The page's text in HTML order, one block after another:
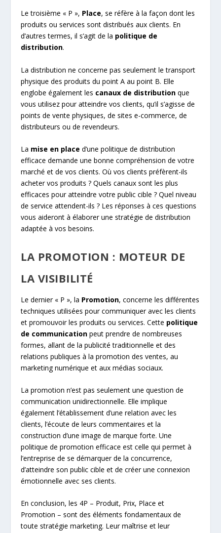
Le troisième « P », Place, se réfère à la façon dont les
produits ou services sont distribués aux clients. En
d’autres termes, il s’agit de la politique de
distribution.
La distribution ne concerne pas seulement le transport
physique des produits du point A au point B. Elle
englobe également les canaux de distribution que
vous utilisez pour atteindre vos clients, qu’il s’agisse de
points de vente physiques, de sites e-commerce, de
distributeurs ou de revendeurs.
La mise en place d’une politique de distribution
efficace demande une bonne compréhension de votre
marché et de vos clients. Où vos clients préfèrent-ils
acheter vos produits ? Quels canaux sont les plus
efficaces pour atteindre votre public cible ? Quel niveau
de service attendent-ils ? Les réponses à ces questions
vous aideront à élaborer une stratégie de distribution
adaptée à vos besoins.
LA PROMOTION : MOTEUR DE
LA VISIBILITÉ
Le dernier « P », la Promotion, concerne les différentes
techniques utilisées pour communiquer avec les clients
et promouvoir les produits ou services. Cette politique
de communication peut prendre de nombreuses
formes, allant de la publicité traditionnelle et des
relations publiques à la promotion des ventes, au
marketing numérique et aux médias sociaux.
La promotion n’est pas seulement une question de
communication unidirectionnelle. Elle implique
également l’établissement d’une relation avec les
clients, l’écoute de leurs commentaires et la
construction d’une image de marque forte. Une
politique de promotion efficace est celle qui permet à
l’entreprise de se démarquer de la concurrence,
d’atteindre son public cible et de créer une connexion
émotionnelle avec ses clients.
En conclusion, les 4P – Produit, Prix, Place et
Promotion – sont des éléments fondamentaux de
toute stratégie marketing. Leur maîtrise et leur